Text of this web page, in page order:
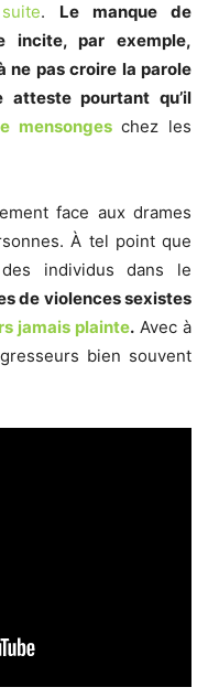
. Le manque de
incite, par exemple,
ne pas croire la parole
atteste pourtant qu’il
mensongeschez les
face aux drames
À tel point que
individus dans le
de violences sexistes
jamais plainte.Avec à
bien souvent